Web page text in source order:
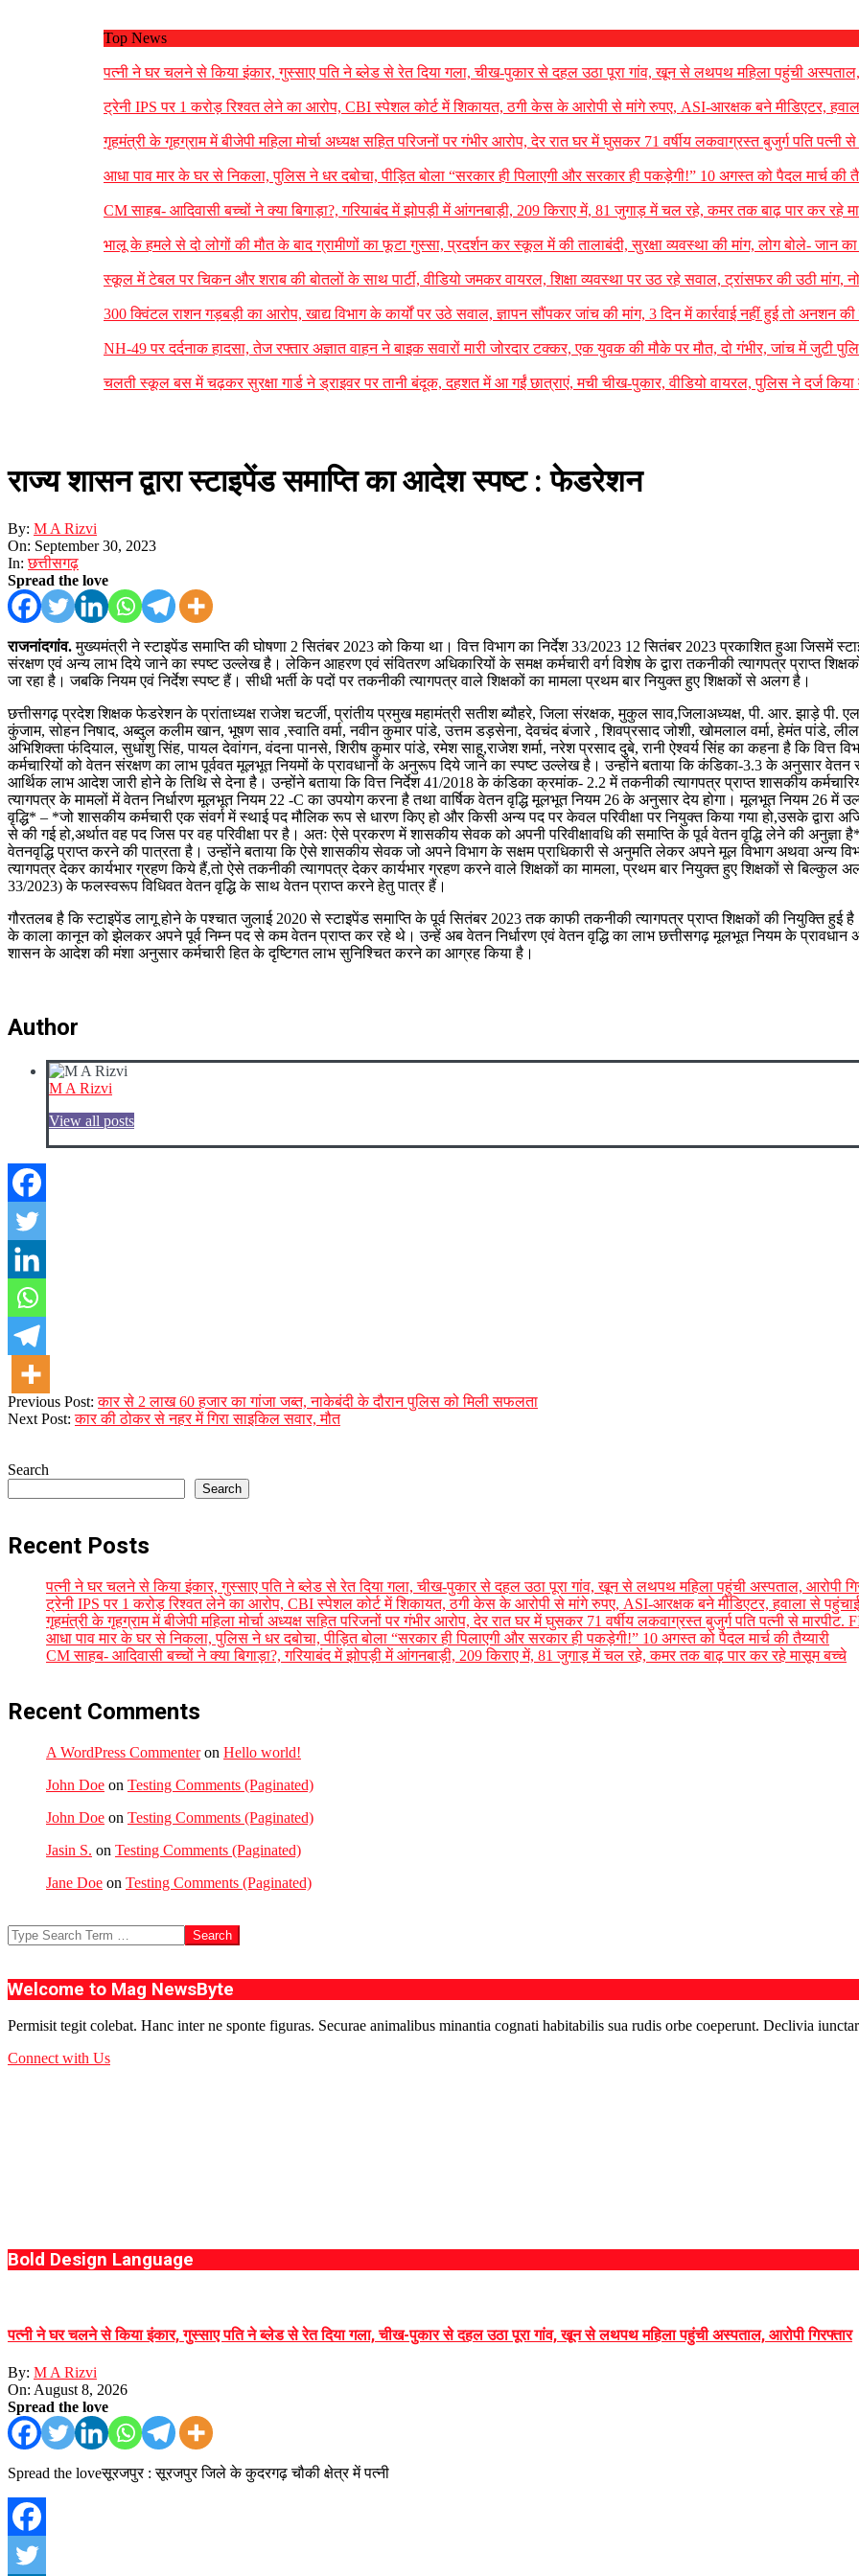
Top News
पत्नी ने घर चलने से किया इंकार, गुस्साए पति ने ब्लेड से रेत दिया गला, चीख-पुकार से दहल उठा पूरा गांव, खून से लथपथ महिला पहुंची अस्पताल,
ट्रेनी IPS पर 1 करोड़ रिश्वत लेने का आरोप, CBI स्पेशल कोर्ट में शिकायत, ठगी केस के आरोपी से मांगे रुपए, ASI-आरक्षक बने मीडिएटर,
गृहमंत्री के गृहग्राम में बीजेपी महिला मोर्चा अध्यक्ष सहित परिजनों पर गंभीर आरोप, देर रात घर में घुसकर 71 वर्षीय लकवाग्रस्त बुजुर्ग पति पत्नी से
आधा पाव मार के घर से निकला, पुलिस ने धर दबोचा, पीड़ित बोला “सरकार ही पिलाएगी और सरकार ही पकड़ेगी!” 10 अगस्त को पैदल मार्च की
CM साहब- आदिवासी बच्चों ने क्या बिगाड़ा?, गरियाबंद में झोपड़ी में आंगनबाड़ी, 209 किराए में, 81 जुगाड़ में चल रहे, कमर तक बाढ़ पार कर रहे
भालू के हमले से दो लोगों की मौत के बाद ग्रामीणों का फूटा गुस्सा, प्रदर्शन कर स्कूल में की तालाबंदी, सुरक्षा व्यवस्था की मांग, लोग बोले- जान
स्कूल में टेबल पर चिकन और शराब की बोतलों के साथ पार्टी, वीडियो जमकर वायरल, शिक्षा व्यवस्था पर उठ रहे सवाल, ट्रांसफर की उठी मांग,
300 क्विंटल राशन गड़बड़ी का आरोप, खाद्य विभाग के कार्यों पर उठे सवाल, ज्ञापन सौंपकर जांच की मांग, 3 दिन में कार्रवाई नहीं हुई तो अनशन की
NH-49 पर दर्दनाक हादसा, तेज रफ्तार अज्ञात वाहन ने बाइक सवारों मारी जोरदार टक्कर, एक युवक की मौके पर मौत, दो गंभीर, जांच में जुटी
चलती स्कूल बस में चढ़कर सुरक्षा गार्ड ने ड्राइवर पर तानी बंदूक, दहशत में आ गईं छात्राएं, मची चीख-पुकार, वीडियो वायरल, पुलिस ने दर्ज किया
राज्य शासन द्वारा स्टाइपेंड समाप्ति का आदेश स्पष्ट : फेडरेशन
By: M A Rizvi
On: September 30, 2023
In: छत्तीसगढ़
Spread the love
राजनांदगांव.मुख्यमंत्री ने स्टाइपेंड समाप्ति की घोषणा 2 सितंबर 2023 को किया था। वित्त विभाग का निर्देश 33/2023 12 सितंबर 2023 प्रकाशित हुआ जिसमें
संरक्षण एवं अन्य लाभ दिये जाने का स्पष्ट उल्लेख है। लेकिन आहरण एवं संवितरण अधिकारियों के समक्ष कर्मचारी वर्ग विशेष के द्वारा तकनीकी त्यागपत्र प्राप्त
जा रहा है। जबकि नियम एवं निर्देश स्पष्ट हैं। सीधी भर्ती के पदों पर तकनीकी त्यागपत्र वाले शिक्षकों का मामला प्रथम बार नियुक्त हुए शिक्षकों से अलग है।
छत्तीसगढ़ प्रदेश शिक्षक फेडरेशन के प्रांताध्यक्ष राजेश चटर्जी, प्रांतीय प्रमुख महामंत्री सतीश ब्यौहरे, जिला संरक्षक, मुकुल साव,जिलाअध्यक्ष, पी. आर. झाड़े पी.
कुंजाम, सोहन निषाद, अब्दुल कलीम खान, भूषण साव ,स्वाति वर्मा, नवीन कुमार पांडे, उत्तम डड़सेना, देवचंद बंजारे , शिवप्रसाद जोशी, खोमलाल वर्मा, हेमंत पांडे,
अभिशिक्ता फंदियाल, सुधांशु सिंह, पायल देवांगन, वंदना पानसे, शिरीष कुमार पांडे, रमेश साहू,राजेश शर्मा, नरेश प्रसाद दुबे, रानी ऐश्वर्य सिंह का कहना है कि वित्त
कर्मचारियों को वेतन संरक्षण का लाभ पूर्ववत मूलभूत नियमों के प्रावधानों के अनुरूप दिये जाने का स्पष्ट उल्लेख है। उन्होंने बताया कि कंडिका-3.3 के अनुसार वेतन
आर्थिक लाभ आदेश जारी होने के तिथि से देना है। उन्होंने बताया कि वित्त निर्देश 41/2018 के कंडिका क्रमांक- 2.2 में तकनीकी त्यागपत्र प्राप्त शासकीय
त्यागपत्र के मामलों में वेतन निर्धारण मूलभूत नियम 22 -C का उपयोग करना है तथा वार्षिक वेतन वृद्धि मूलभूत नियम 26 के अनुसार देय होगा। मूलभूत नियम 26 में
वृद्धि* – *जो शासकीय कर्मचारी एक संवर्ग में स्थाई पद मौलिक रूप से धारण किए हो और किसी अन्य पद पर केवल परिवीक्षा पर नियुक्त किया गया हो,उसके द्वारा
से की गई हो,अर्थात वह पद जिस पर वह परिवीक्षा पर है। अतः ऐसे प्रकरण में शासकीय सेवक को अपनी परिवीक्षावधि की समाप्ति के पूर्व वेतन वृद्धि लेने की अनुज्ञा
वेतनवृद्धि प्राप्त करने की पात्रता है। उन्होंने बताया कि ऐसे शासकीय सेवक जो अपने विभाग के सक्षम प्राधिकारी से अनुमति लेकर अपने मूल विभाग अथवा अन्य
त्यागपत्र देकर कार्यभार ग्रहण किये हैं,तो ऐसे तकनीकी त्यागपत्र देकर कार्यभार ग्रहण करने वाले शिक्षकों का मामला, प्रथम बार नियुक्त हुए शिक्षकों से बिल्कुल
33/2023) के फलस्वरूप विधिवत वेतन वृद्धि के साथ वेतन प्राप्त करने हेतु पात्र हैं।
गौरतलब है कि स्टाइपेंड लागू होने के पश्चात जुलाई 2020 से स्टाइपेंड समाप्ति के पूर्व सितंबर 2023 तक काफी तकनीकी त्यागपत्र प्राप्त शिक्षकों की नियुक्ति
के काला कानून को झेलकर अपने पूर्व निम्न पद से कम वेतन प्राप्त कर रहे थे। उन्हें अब वेतन निर्धारण एवं वेतन वृद्धि का लाभ छत्तीसगढ़ मूलभूत नियम के
शासन के आदेश की मंशा अनुसार कर्मचारी हित के दृष्टिगत लाभ सुनिश्चित करने का आग्रह किया है।
Author
M A Rizvi
View all posts
2023-
09-
Previous Post:कार से 2 लाख 60 हजार का गांजा जब्त, नाकेबंदी के दौरान पुलिस को मिली सफलता
Next Post:कार की ठोकर से नहर में गिरा साइकिल सवार, मौत
Search
Search
Recent Posts
पत्नी ने घर चलने से किया इंकार, गुस्साए पति ने ब्लेड से रेत दिया गला, चीख-पुकार से दहल उठा पूरा गांव, खून से लथपथ महिला पहुंची अस्पताल, आरोपी
ट्रेनी IPS पर 1 करोड़ रिश्वत लेने का आरोप, CBI स्पेशल कोर्ट में शिकायत, ठगी केस के आरोपी से मांगे रुपए, ASI-आरक्षक बने मीडिएटर, हवाला से
गृहमंत्री के गृहग्राम में बीजेपी महिला मोर्चा अध्यक्ष सहित परिजनों पर गंभीर आरोप, देर रात घर में घुसकर 71 वर्षीय लकवाग्रस्त बुजुर्ग पति पत्नी से मारपीट.
आधा पाव मार के घर से निकला, पुलिस ने धर दबोचा, पीड़ित बोला “सरकार ही पिलाएगी और सरकार ही पकड़ेगी!” 10 अगस्त को पैदल मार्च की तैय्यारी
CM साहब- आदिवासी बच्चों ने क्या बिगाड़ा?, गरियाबंद में झोपड़ी में आंगनबाड़ी, 209 किराए में, 81 जुगाड़ में चल रहे, कमर तक बाढ़ पार कर रहे मासूम बच्चे
Recent Comments
A WordPress Commenteron Hello world!
John Doe on Testing Comments (Paginated)
John Doe on Testing Comments (Paginated)
Jasin S. on Testing Comments (Paginated)
Jane Doe on Testing Comments (Paginated)
Search
Welcome to Mag NewsByte
Permisit tegit colebat. Hanc inter ne sponte figuras. Securae animalibus minantia cognati habitabilis sua rudis orbe coeperunt. Declivia
Connect with Us
Bold Design Language
पत्नी ने घर चलने से किया इंकार, गुस्साए पति ने ब्लेड से रेत दिया गला, चीख-पुकार से दहल उठा पूरा गांव, खून से लथपथ महिला पहुंची अस्पताल, आरोपी गिरफ्तार
By: M A Rizvi
On: August 8, 2026
Spread the love
Spread the loveसूरजपुर : सूरजपुर जिले के कुदरगढ़ चौकी क्षेत्र में पत्नी